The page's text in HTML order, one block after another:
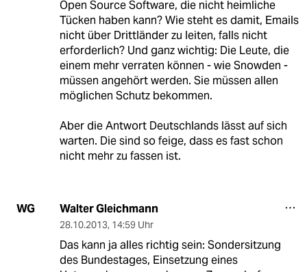
Open Source Software, die nicht heimliche
Tücken haben kann? Wie steht es damit, Emails
nicht über Drittländer zu leiten, falls nicht
erforderlich? Und ganz wichtig: Die Leute, die
einem mehr verraten können - wie Snowden -
müssen angehört werden. Sie müssen allen
möglichen Schutz bekommen.
Aber die Antwort Deutschlands lässt auf sich
warten. Die sind so feige, dass es fast schon
nicht mehr zu fassen ist.
WG Walter Gleichmann
28.10.2013, 14:59 Uhr
Das kann ja alles richtig sein: Sondersitzung
des Bundestages, Einsetzung eines